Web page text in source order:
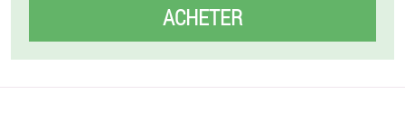
ACHETER